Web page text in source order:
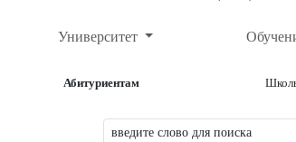
Университет
Абитуриентам